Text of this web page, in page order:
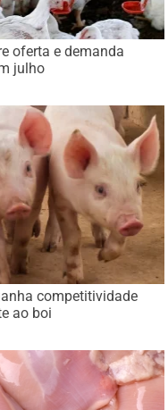
oferta e demanda
julho
competitividade
ao boi